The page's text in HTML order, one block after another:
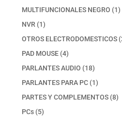
MULTIFUNCIONALES NEGRO 11
NVR 11
producto
OTROS ELECTRODOMESTICOS
PAD MOUSE 44
productos
PARLANTES AUDIO 1818
productos
PARLANTES PARA PC 11
producto
PARTES Y COMPLEMENTOS 88
PCs 55